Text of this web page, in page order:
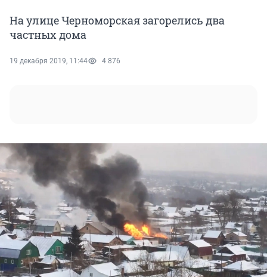
На улице Черноморская загорелись два
частных дома
19 декабря 2019, 11:44 4 876